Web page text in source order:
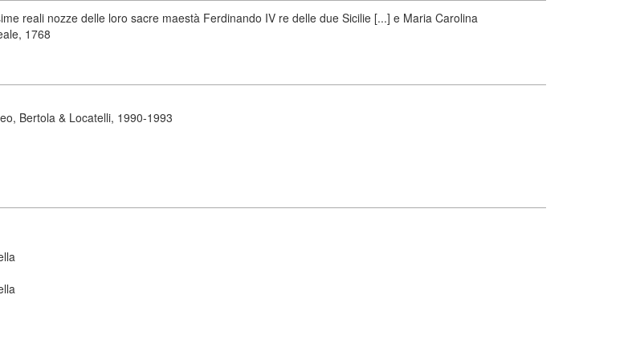
reali nozze delle loro sacre maestà Ferdinando IV re delle due Sicilie [...] e Maria Carolina
1768
Bertola & Locatelli, 1990-1993